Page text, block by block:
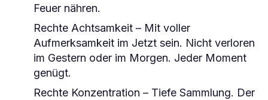
Feuer nähren.
Rechte Achtsamkeit – Mit voller
Aufmerksamkeit im Jetzt sein. Nicht verloren
im Gestern oder im Morgen. Jeder Moment
genügt.
Rechte Konzentration – Tiefe Sammlung. Der